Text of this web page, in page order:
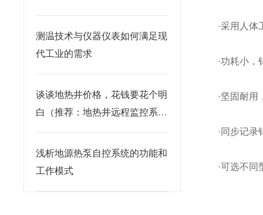
测温技术与仪器仪表如何满足现
代工业的需求
谈谈地热井价格，花钱要花个明
白（推荐：地热井远程监控系
浅析地源热泵自控系统的功能和
工作模式
·采用人
·功耗小，
·坚固耐用
·同步记
·可选不